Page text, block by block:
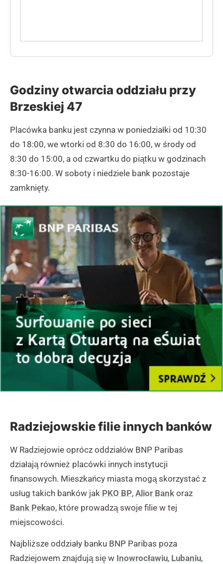
Godziny otwarcia oddziału przy
Brzeskiej 47
Placówka banku jest czynna w poniedziałki od 10:30
do 18:00, we wtorki od 8:30 do 16:00, w środy od
8:30 do 15:00, a od czwartku do piątku w godzinach
8:30-16:00. W soboty i niedziele bank pozostaje
zamknięty.
Radziejowskie filie innych banków
W Radziejowie oprócz oddziałów BNP Paribas
działają również placówki innych instytucji
finansowych. Mieszkańcy miasta mogą skorzystać z
usług takich banków jak PKO BP, Alior Bank oraz
Bank Pekao, które prowadzą swoje filie w tej
miejscowości.
Najbliższe oddziały banku BNP Paribas poza
Radziejowem znajdują się w Inowrocławiu, Lubaniu,